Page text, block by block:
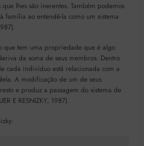
que lhes são inerentes. Também podemos
família ao entendê-la como um sistema
que tem uma propriedade que é algo
da soma de seus membros. Dentro
cada indivíduo está relacionada com a
A modificação de um de seus
e produz a passagem do sistema de
E RESNIZKY, 1987).